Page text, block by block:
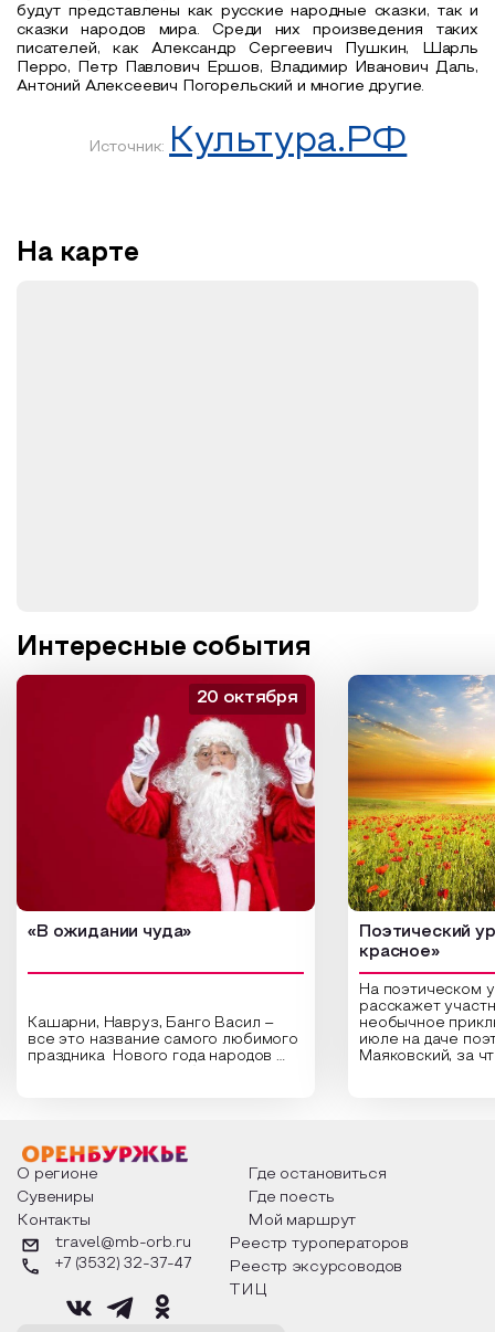
будут представлены как русские народные сказки, так и
сказки народов мира. Среди них произведения таких
писателей, как Александр Сергеевич Пушкин, Шарль
Перро, Петр Павлович Ершов, Владимир Иванович Даль,
Антоний Алексеевич Погорельский и многие другие.
Источник: Культура.РФ
На карте
Интересные события
«В ожидании чуда»
Кашарни, Навруз, Банго Васил –
все это название самого любимого
праздника Нового года народов
о том, как встречают новый год в
разных уголках страны, какие
обряды совершают на удачу и
благополучие, в чем схожи и
различаются традиции. Кто такой
Дед Мороз и откуда он пришел, как
его называют в разных уголках
страны и как появились елочные
20 октября
Поэтический
красное»
На поэтическом
расскажет
необычное
июле на даче
Маяковский, за
Твардовского и
каждой строчке
восхищение
яркому времени
О регионе
Где остановиться
Сувениры
Где поесть
Контакты
Мой маршрут
travel@mb-orb.ru
+7 (3532) 32-37-47
Реестр туроператоров
Реестр эксурсоводов
ТИЦ